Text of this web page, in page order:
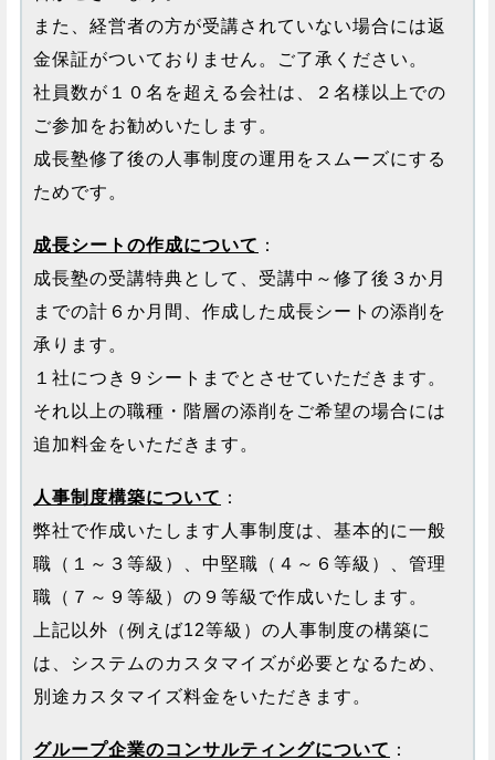
また、経営者の方が受講されていない場合には返
金保証がついておりません。ご了承ください。
社員数が１０名を超える会社は、２名様以上での
ご参加をお勧めいたします。
成長塾修了後の人事制度の運用をスムーズにする
ためです。
成長シートの作成について ：
成長塾の受講特典として、受講中～修了後３か月
までの計６か月間、作成した成長シートの添削を
承ります。
１社につき９シートまでとさせていただきます。
それ以上の職種・階層の添削をご希望の場合には
追加料金をいただきます。
人事制度構築について ：
弊社で作成いたします人事制度は、基本的に一般
職（１～３等級）、中堅職（４～６等級）、管理
職（７～９等級）の９等級で作成いたします。
上記以外（例えば12等級）の人事制度の構築に
は、システムのカスタマイズが必要となるため、
別途カスタマイズ料金をいただきます。
グループ企業のコンサルティングについて ：